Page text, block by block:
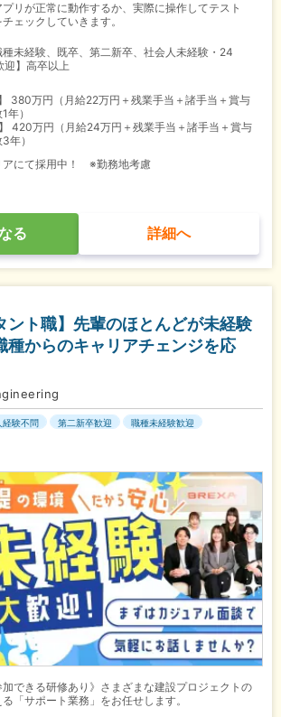
リが正常に動作するか、実際に操作してテスト
ェックしていきます。
種未経験、既卒、第二新卒、社会人未経験・24
迎】高卒以上
380万円（月給22万円＋残業手当＋諸手当＋賞与
年）
420万円（月給24万円＋残業手当＋諸手当＋賞与
年）
アにて採用中！ ※勤務地考慮
る 詳細へ
ント職】先輩のほとんどが未経験
種からのキャリアチェンジを応
経験不問 第二新卒歓迎
職種未経験歓迎
加できる研修あり》さまざまな建設プロジェクトの
「サポート業務」をお任せします。